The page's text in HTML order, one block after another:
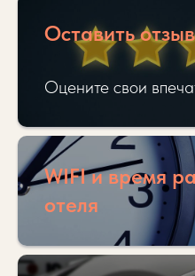
Оставить отзыв
Оцените свои
WIFI и время
отеля